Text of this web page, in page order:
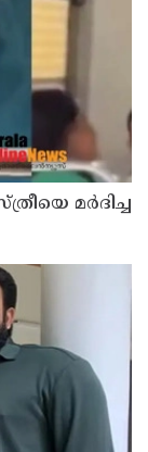
മർദിച്ച